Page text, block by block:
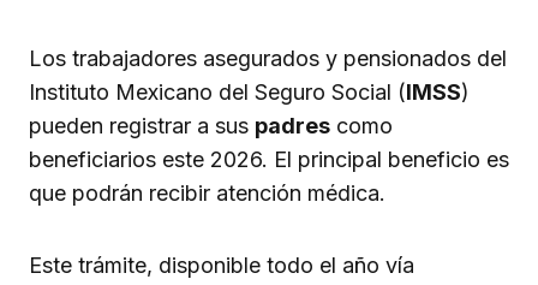
Los trabajadores asegurados y pensionados del
Instituto Mexicano del Seguro Social (IMSS)
pueden registrar a sus padres como
beneficiarios este 2026. El principal beneficio es
que podrán recibir atención médica.
Este trámite, disponible todo el año vía